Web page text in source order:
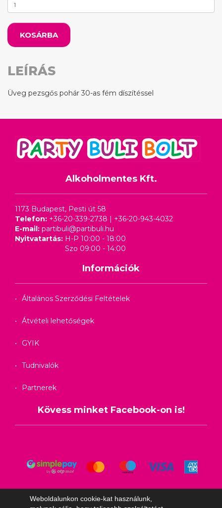
KOSÁRBA
LEÍRÁS
Üveg pezsgős pohár 30-as fém díszítéssel
Alkoholmentes Kft.
1173 Budapest, Pesti út 58
Telefon: +36-20-339-2738 | +36-20-943-4032
E-mail: partibuli@partibuli.hu
Nyitvatartás: H-P 10:00 - 18:00
Szo 09:00 - 14:00
Információk
Általános Szerződési Feltételek
Átvételi lehetőségek
GYIK
Tudnivalók
Partnerek
Kövess minket Facebook-on is!
Weboldalunkon cookie-kat használunk,